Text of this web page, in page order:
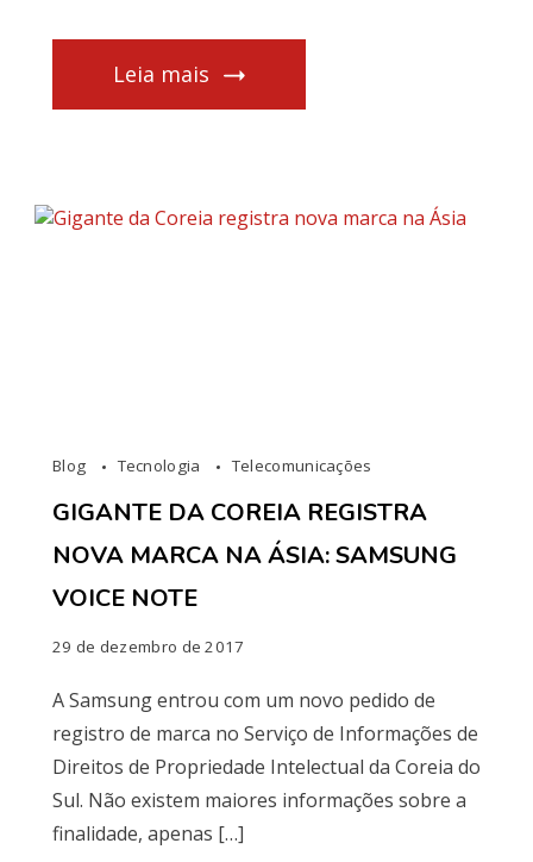
Leia mais
Blog Tecnologia Telecomunicações
GIGANTE DA COREIA REGISTRA
NOVA MARCA NA ÁSIA: SAMSUNG
VOICE NOTE
29 de dezembro de 2017
A Samsung entrou com um novo pedido de
registro de marca no Serviço de Informações de
Direitos de Propriedade Intelectual da Coreia do
Sul. Não existem maiores informações sobre a
finalidade, apenas […]